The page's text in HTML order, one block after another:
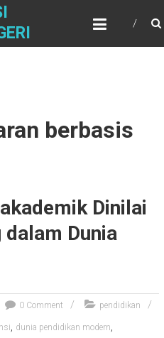
berbasis
Dinilai
Dunia
0 Comment pendidikan
, dunia pendidikan modern,